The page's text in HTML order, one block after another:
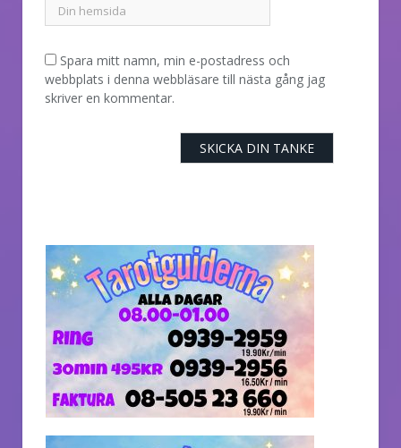
Spara mitt namn, min e-postadress och
webbplats i denna webbläsare till nästa gång jag
skriver en kommentar.